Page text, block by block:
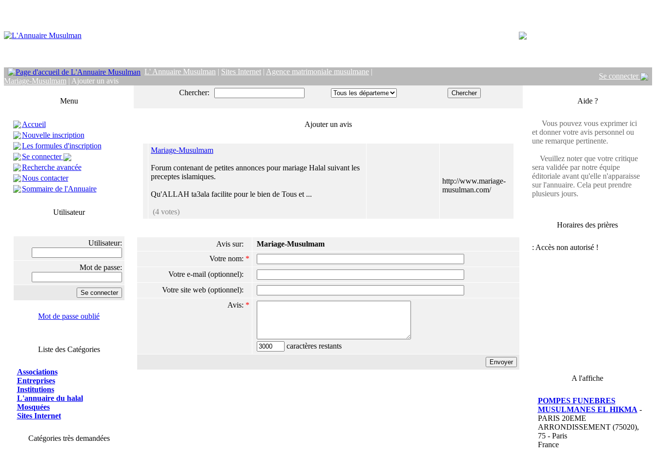
L' Annuaire Musulman | Sites Internet | Agence matrimoniale musulmane |
Mariage-Musulmam | Ajouter un avis
Se connecter
Menu
Accueil
Nouvelle inscription
Les formules d'inscription
Se connecter
Recherche avancée
Nous contacter
Sommaire de l'Annuaire
Utilisateur
Utilisateur:
Mot de passe:
Mot de passe oublié
Liste des Catégories
Associations
Entreprises
Institutions
L'annuaire du halal
Mosquées
Sites Internet
Catégories très demandées
Chercher:
Ajouter un avis
Mariage-Musulmam
Forum contenant de petites annonces pour mariage Halal suivant les
preceptes islamiques.
Qu'ALLAH ta3ala facilite pour le bien de Tous et ...
(4 votes)
http://www.mariage-
musulman.com/
Avis sur:
Mariage-Musulmam
Votre nom: *
Votre e-mail (optionnel):
Votre site web (optionnel):
Avis: *
caractères restants
Aide ?
Vous pouvez vous exprimer ici
et donner votre avis personnel ou
une remarque pertinente.
Veuillez noter que votre critique
sera validée par notre équipe
éditoriale avant qu'elle n'apparaisse
sur l'annuaire. Cela peut prendre
plusieurs jours.
Horaires des prières
A l'affiche
POMPES FUNEBRES
MUSULMANES EL HIKMA -
PARIS 20EME
ARRONDISSEMENT (75020),
75 - Paris
France